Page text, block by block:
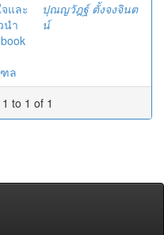
และ
นำ
ล
ปุณญวัฎฐ์ ตั้งจงจินต
น์
to 1 of 1